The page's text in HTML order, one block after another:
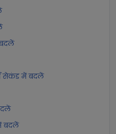
सेकंड में बदलें
बदलें